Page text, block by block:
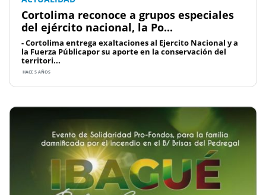
Cortolima reconoce a grupos especiales
del ejército nacional, la Po...
- Cortolima entrega exaltaciones al Ejercito Nacional y a
la Fuerza Públicapor su aporte en la conservación del
territori...
HACE 5 AÑOS